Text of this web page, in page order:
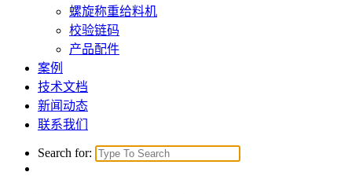
螺旋称重给料机
校验链码
产品配件
案例
技术文档
新闻动态
联系我们
Search for: